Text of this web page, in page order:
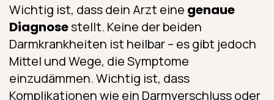
Wichtig ist, dass dein Arzt eine genaue
Diagnosestellt. Keine der beiden
Darmkrankheiten ist heilbar – es gibt jedoch
Mittel und Wege, die Symptome
einzudämmen. Wichtig ist, dass
Komplikationen wie ein Darmverschluss oder